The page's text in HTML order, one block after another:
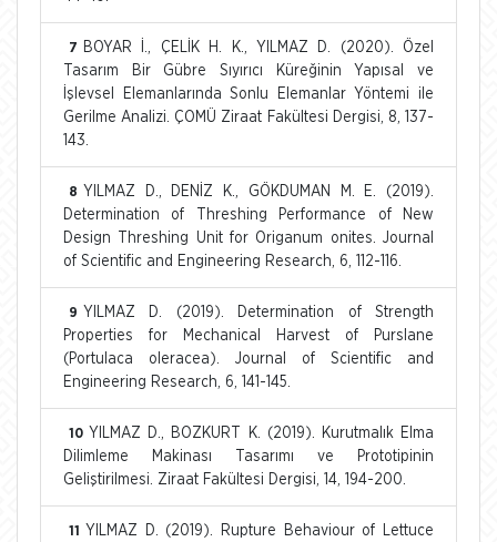
7
BOYAR İ., ÇELİK H. K., YILMAZ D. (2020). Özel
Tasarım Bir Gübre Sıyırıcı Küreğinin Yapısal ve
İşlevsel Elemanlarında Sonlu Elemanlar Yöntemi ile
Gerilme Analizi. ÇOMÜ Ziraat Fakültesi Dergisi, 8, 137-
143.
8 YILMAZ D., DENİZ K., GÖKDUMAN M. E. (2019).
Determination of Threshing Performance of New
Design Threshing Unit for Origanum onites. Journal
of Scientific and Engineering Research, 6, 112-116.
9 YILMAZ D. (2019). Determination of Strength
Properties for Mechanical Harvest of Purslane
(Portulaca oleracea). Journal of Scientific and
Engineering Research, 6, 141-145.
10 YILMAZ D., BOZKURT K. (2019). Kurutmalık Elma
Dilimleme Makinası Tasarımı ve Prototipinin
Geliştirilmesi. Ziraat Fakültesi Dergisi, 14, 194-200.
11
YILMAZ D. (2019). Rupture Behaviour of Lettuce